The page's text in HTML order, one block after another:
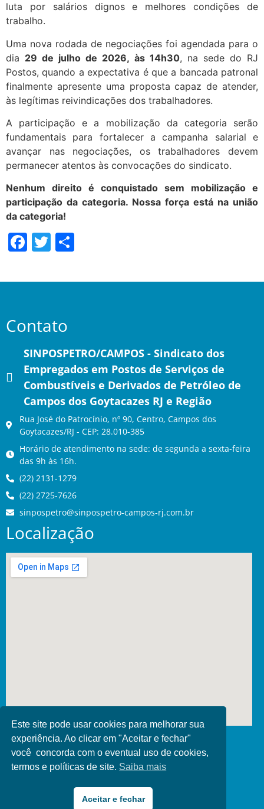
luta por salários dignos e melhores condições de
trabalho.
Uma nova rodada de negociações foi agendada para o
dia 29 de julho de 2026, às 14h30, na sede do RJ
Postos, quando a expectativa é que a bancada patronal
finalmente apresente uma proposta capaz de atender,
às legítimas reivindicações dos trabalhadores.
A participação e a mobilização da categoria serão
fundamentais para fortalecer a campanha salarial e
avançar nas negociações, os trabalhadores devem
permanecer atentos às convocações do sindicato.
Nenhum direito é conquistado sem mobilização e
participação da categoria. Nossa força está na união
da categoria!
Facebook
Twitter
Contato
SINPOSPETRO/CAMPOS - Sindicato dos
Empregados em Postos de Serviços de
Combustíveis e Derivados de Petróleo de
Campos dos Goytacazes RJ e Região
Rua José do Patrocínio, nº 90, Centro, Campos dos
Goytacazes/RJ - CEP: 28.010-385
Horário de atendimento na sede: de segunda a sexta-feira
das 9h às 16h.
(22) 2131-1279
(22) 2725-7626
sinpospetro@sinpospetro-campos-rj.com.br
Localização
Redes Sociais
Direta Sistemas
Este site pode usar cookies para melhorar sua
experiência. Ao clicar em "Aceitar e fechar"
você concorda com o eventual uso de cookies,
termos e políticas de site. Saiba mais
Aceitar e fechar